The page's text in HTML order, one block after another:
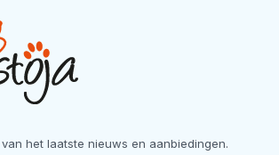
het laatste nieuws en aanbiedingen.